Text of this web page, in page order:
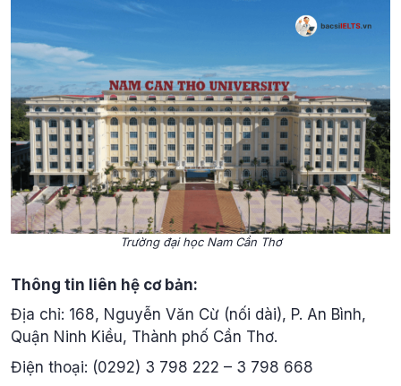
Trường đại học Nam Cần Thơ
Thông tin liên hệ cơ bản:
Địa chỉ: 168, Nguyễn Văn Cừ (nối dài), P. An Bình,
Quận Ninh Kiều, Thành phố Cần Thơ.
Điện thoại: (0292) 3 798 222 – 3 798 668